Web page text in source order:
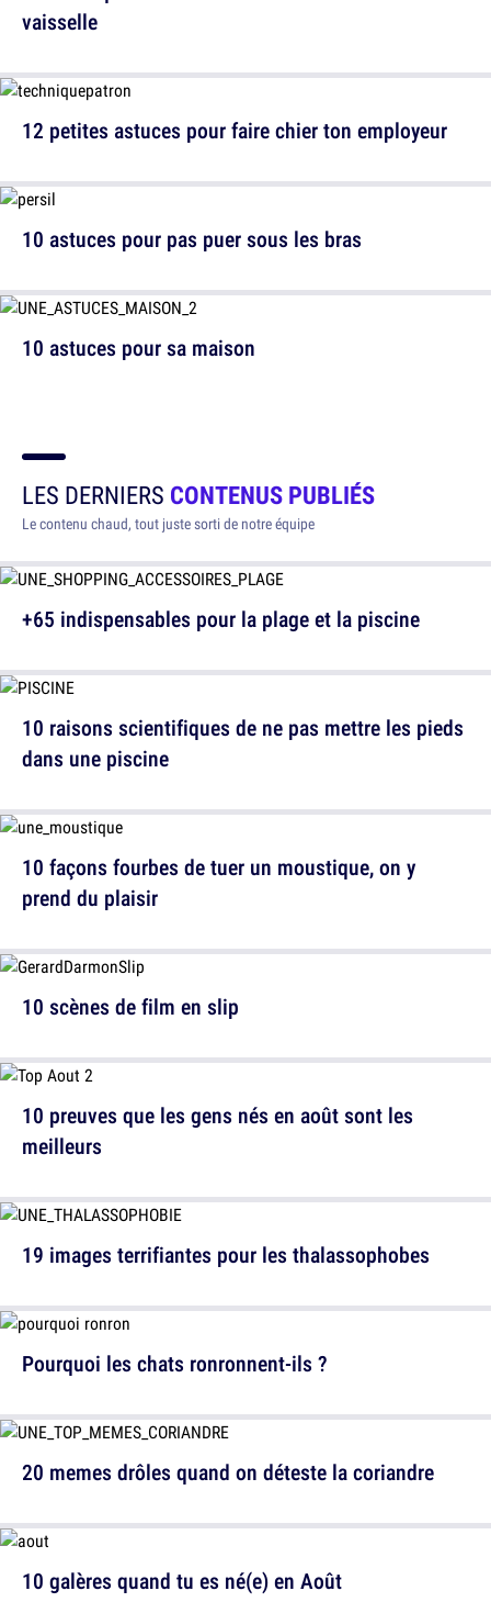
vaisselle
10 astuces pour pas puer sous les bras
10 astuces pour sa maison
12 petites astuces pour faire chier ton employeur
LES DERNIERS CONTENUS PUBLIÉS
Le contenu chaud, tout juste sorti de notre équipe
+65 indispensables pour la plage et la piscine
10 façons fourbes de tuer un moustique, on y
prend du plaisir
10 preuves que les gens nés en août sont les
meilleurs
Pourquoi les chats ronronnent-ils ?
10 galères quand tu es né(e) en Août
10 raisons scientifiques de ne pas mettre les pieds
dans une piscine
10 scènes de film en slip
19 images terrifiantes pour les thalassophobes
20 memes drôles quand on déteste la coriandre